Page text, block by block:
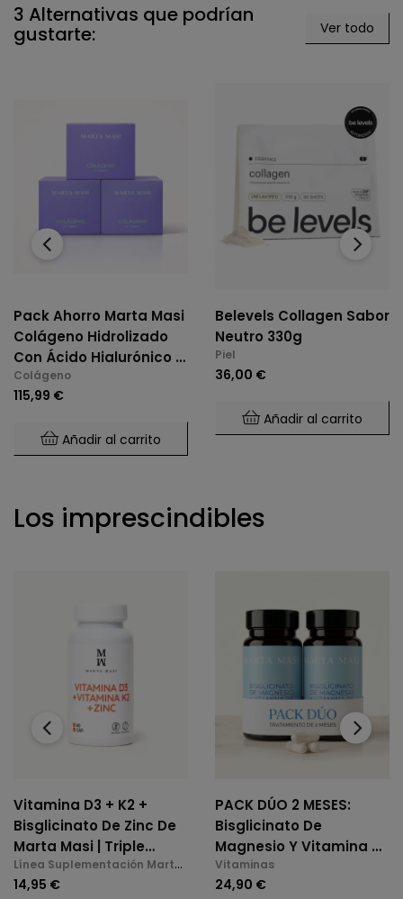
3 Alternativas que podrían
gustarte: Ver todo
Pack Ahorro Marta Masi
Colágeno Hidrolizado
Con Ácido Hialurónico Y
Vitamina C 3X30 Sobres
Colágeno
115,99 €
Añadir al carrito
Belevels Collagen Sabor
Neutro 330g
Piel
36,00 €
Añadir al carrito
‹ ›
Los imprescindibles
Vitamina D3 + K2 +
Bisglicinato De Zinc De
Marta Masi | Triple
Acción: Huesos,
Inmunidad Y Bienestar
Línea Suplementación Marta
Masi
14,95 €
PACK DÚO 2 MESES:
Bisglicinato De
Magnesio Y Vitamina B6
(2 X 60 Cáps.)
Vitaminas
24,90 €
‹ ›